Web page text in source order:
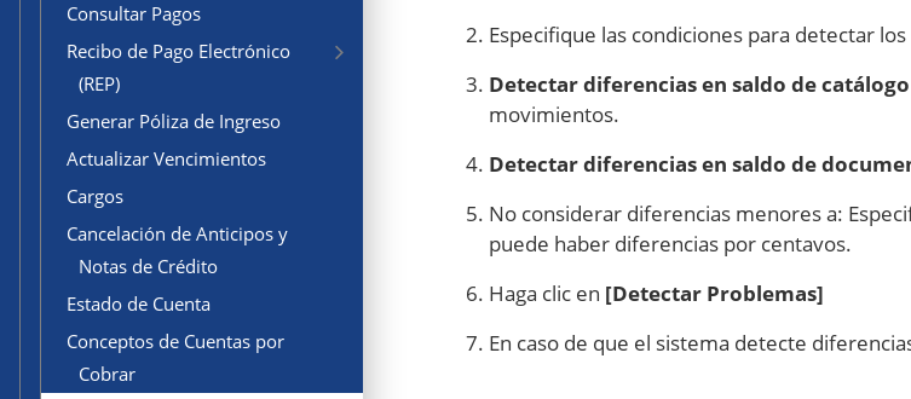
Consultar Pagos
Recibo de Pago Electrónico
(REP)
Generar Póliza de Ingreso
Actualizar Vencimientos
Cargos
Cancelación de Anticipos y
Notas de Crédito
Estado de Cuenta
Conceptos de Cuentas por
Cobrar
Especifique las condiciones para detectar
Detectar diferencias en saldo de
movimientos.
Detectar diferencias en saldo de
No considerar diferencias menores a:
puede haber diferencias por centavos.
Haga clic en [Detectar Problemas]
En caso de que el sistema detecte